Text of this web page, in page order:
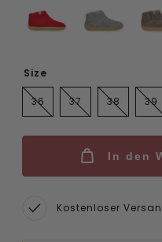
Size
36 37 38 39
In den
Kostenloser